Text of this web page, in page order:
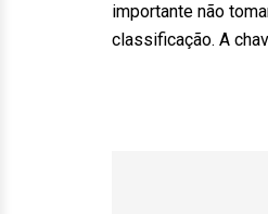
importante não
classificação. A